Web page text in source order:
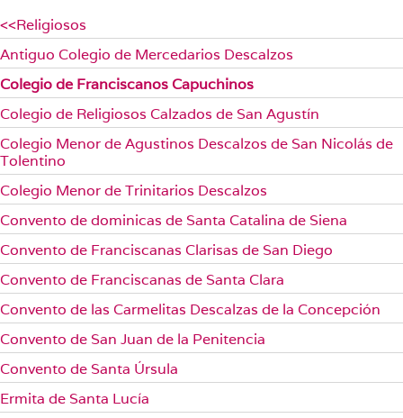
<<Religiosos
Antiguo Colegio de Mercedarios Descalzos
Colegio de Franciscanos Capuchinos
Colegio de Religiosos Calzados de San Agustín
Colegio Menor de Agustinos Descalzos de San Nicolás de
Tolentino
Colegio Menor de Trinitarios Descalzos
Convento de dominicas de Santa Catalina de Siena
Convento de Franciscanas Clarisas de San Diego
Convento de Franciscanas de Santa Clara
Convento de las Carmelitas Descalzas de la Concepción
Convento de San Juan de la Penitencia
Convento de Santa Úrsula
Ermita de Santa Lucía